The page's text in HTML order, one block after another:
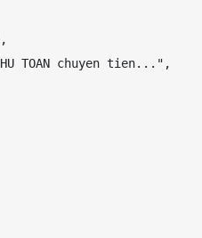
TOAN chuyen tien...",